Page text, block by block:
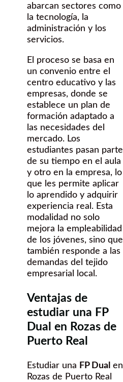
abarcan sectores como
la tecnología, la
administración y los
servicios.
El proceso se basa en
un convenio entre el
centro educativo y las
empresas, donde se
establece un plan de
formación adaptado a
las necesidades del
mercado. Los
estudiantes pasan parte
de su tiempo en el aula
y otro en la empresa, lo
que les permite aplicar
lo aprendido y adquirir
experiencia real. Esta
modalidad no solo
mejora la empleabilidad
de los jóvenes, sino que
también responde a las
demandas del tejido
empresarial local.
Ventajas de
estudiar una FP
Dual en Rozas de
Puerto Real
Estudiar una FP Dual en
Rozas de Puerto Real